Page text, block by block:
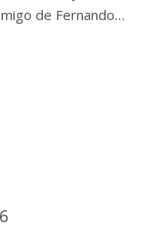
de Fernando…